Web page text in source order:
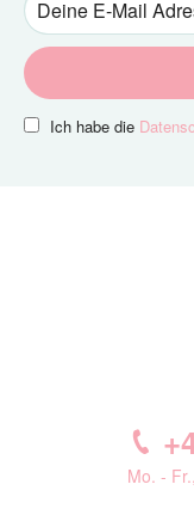
Ich habe die
Mo. -